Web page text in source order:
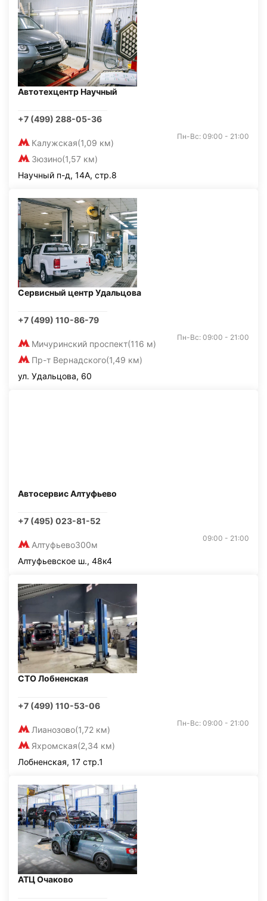
Автотехцентр Научный
+7 (499) 288-05-36
Калужская(1,09 км)
Зюзино(1,57 км)
Пн-Вс: 09:00 - 21:00
Научный п-д, 14А, стр.8
Сервисный центр Удальцова
+7 (499) 110-86-79
Мичуринский проспект(116 м)
Пр-т Вернадского(1,49 км)
Пн-Вс: 09:00 - 21:00
ул. Удальцова, 60
Автосервис Алтуфьево
+7 (495) 023-81-52
Алтуфьево300м
09:00 - 21:00
Алтуфьевское ш., 48к4
СТО Лобненская
+7 (499) 110-53-06
Лианозово(1,72 км)
Яхромская(2,34 км)
Пн-Вс: 09:00 - 21:00
Лобненская, 17 стр.1
АТЦ Очаково